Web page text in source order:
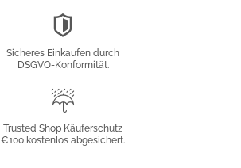
Sicheres Einkaufen durch
DSGVO-Konformität.
Käuferschutz
Trusted Shop Käuferschutz
€100 kostenlos abgesichert.